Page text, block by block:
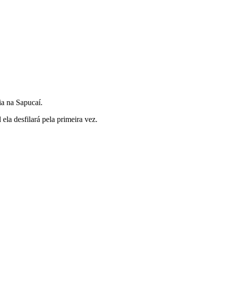
na Sapucaí.
desfilará pela primeira vez.